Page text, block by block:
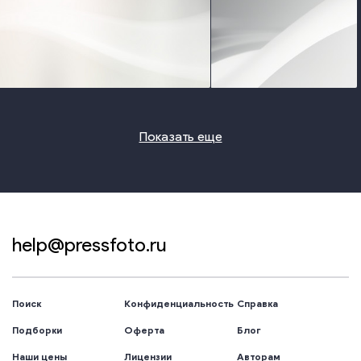
photo
Показать еще
help@pressfoto.ru
Поиск
Подборки
Наши цены
Конфиденциальность
Оферта
Лицензии
Справка
Блог
Авторам